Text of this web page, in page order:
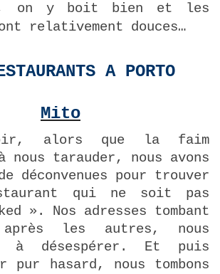
on y boit bien et les
relativement douces…
A PORTO
Mito
alors que la faim
nous tarauder, nous avons
déconvenues pour trouver
qui ne soit pas
». Nos adresses tombant
les autres, nous
à désespérer. Et puis
pur hasard, nous tombons